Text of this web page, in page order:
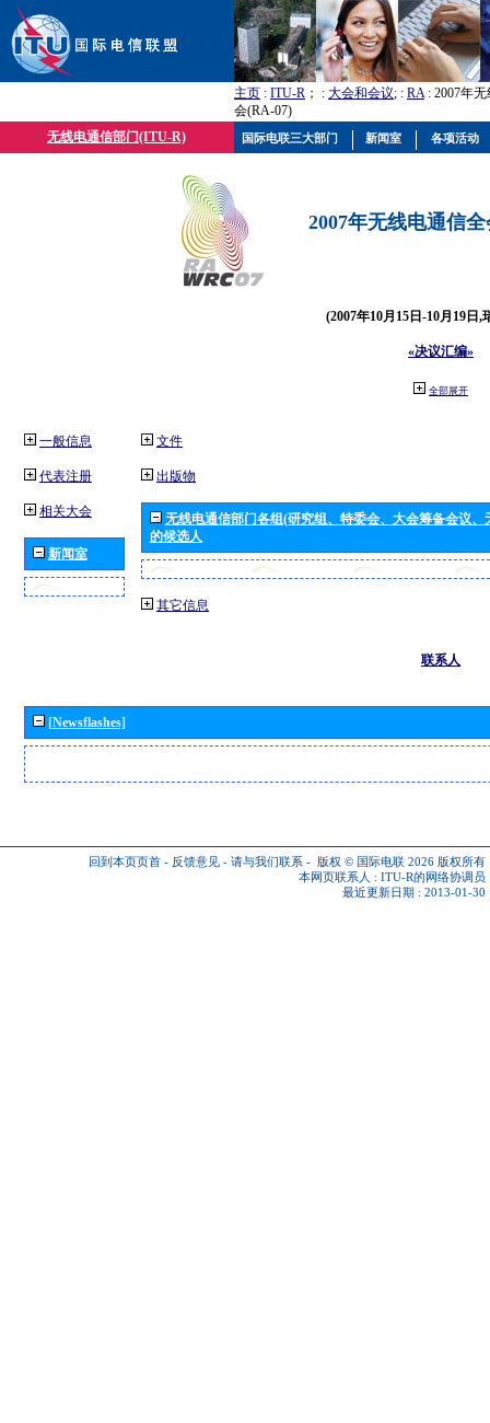
主页 : ITU-R ； : 大会和会议; : RA: 2007年
会(RA-07)
无线电通信部门(ITU-R)
2007年无线电通信
(2007年10月15日-10月19日,
«决议汇编»
全部展开
一般信息
代表注册
相关大会
新闻室
文件
出版物
无线电通信部门各组(研究组、特委会、大会筹备会议
的候选人
其它信息
联系人
[Newsflashes]
回到本页页首 - 反馈意见 - 请与我们联系 - 版权 © 国际电联 2026 版权所有
本网页联系人 : ITU-R的网络协调员
最近更新日期 : 2013-01-30
国际电联三大部门 新闻室 各项活动